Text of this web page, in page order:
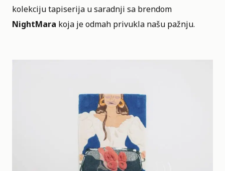
kolekciju tapiserija u saradnji sa brendom
NightMara koja je odmah privukla našu pažnju.